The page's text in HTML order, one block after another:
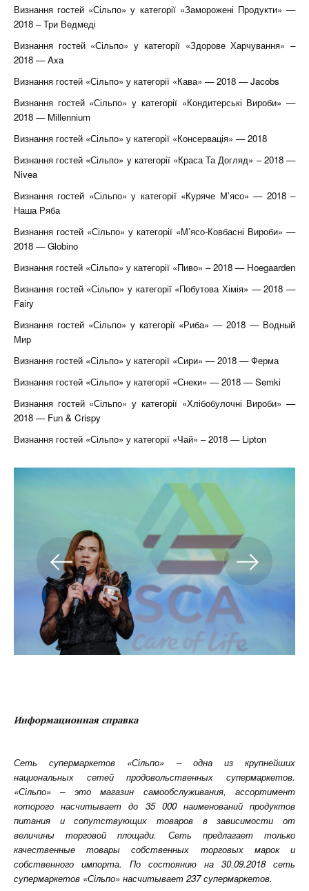
Визнання гостей «Сільпо» у категорії «Заморожені Продукти» —
2018 – Три Ведмеді
Визнання гостей «Сільпо» у категорії «Здорове Харчування» –
2018 — Axa
Визнання гостей «Сільпо» у категорії «Кава» — 2018 — Jacobs
Визнання гостей «Сільпо» у категорії «Кондитерські Вироби» —
2018 — Millennium
Визнання гостей «Сільпо» у категорії «Консервація» — 2018
Визнання гостей «Сільпо» у категорії «Краса Та Догляд» – 2018 —
Nivea
Визнання гостей «Сільпо» у категорії «Куряче М’ясо» — 2018 –
Наша Ряба
Визнання гостей «Сільпо» у категорії «М’ясо-Ковбасні Вироби» —
2018 — Globino
Визнання гостей «Сільпо» у категорії «Пиво» – 2018 — Hoegaarden
Визнання гостей «Сільпо» у категорії «Побутова Хімія» — 2018 —
Fairy
Визнання гостей «Сільпо» у категорії «Риба» — 2018 — Водный
Мир
Визнання гостей «Сільпо» у категорії «Сири» — 2018 — Ферма
Визнання гостей «Сільпо» у категорії «Снеки» — 2018 — Semki
Визнання гостей «Сільпо» у категорії «Хлібобулочні Вироби» —
2018 — Fun & Crispy
Визнання гостей «Сільпо» у категорії «Чай» – 2018 — Lipton
Информационная справка
Сеть супермаркетов «Сільпо» – одна из крупнейших
национальных сетей продовольственных супермаркетов.
«Сільпо» – это магазин самообслуживания, ассортимент
которого насчитывает до 35 000 наименований продуктов
питания и сопутствующих товаров в зависимости от
величины торговой площади. Сеть предлагает только
качественные товары собственных торговых марок и
собственного импорта. По состоянию на 30.09.2018 сеть
супермаркетов «Сільпо» насчитывает 237 супермаркетов.